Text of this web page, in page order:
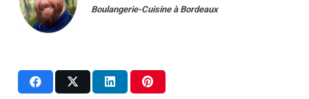
Boulangerie-Cuisine à Bordeaux